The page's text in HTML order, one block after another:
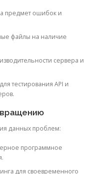
предмет ошибок и
файлы на наличие
сервера и
тестирования API и
данных проблем:
программное
для своевременного